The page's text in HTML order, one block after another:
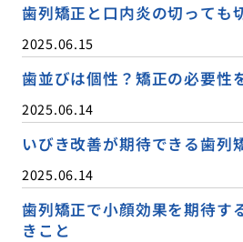
歯列矯正と口内炎の切っても
2025.06.15
歯並びは個性？矯正の必要性
2025.06.14
いびき改善が期待できる歯列
2025.06.14
歯列矯正で小顔効果を期待す
きこと